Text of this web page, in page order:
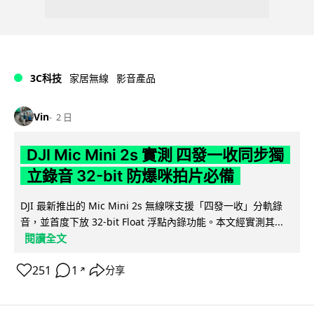
3C科技 家居無線 影音產品
Vin 2 日
DJI Mic Mini 2s 實測 四發一收同步獨
立錄音 32-bit 防爆咪拍片必備
DJI 最新推出的 Mic Mini 2s 無線咪支援「四發一收」分軌錄
音，並首度下放 32-bit Float 浮點內錄功能。本文經實測其...
閱讀全文
251 1 ↗ 分享